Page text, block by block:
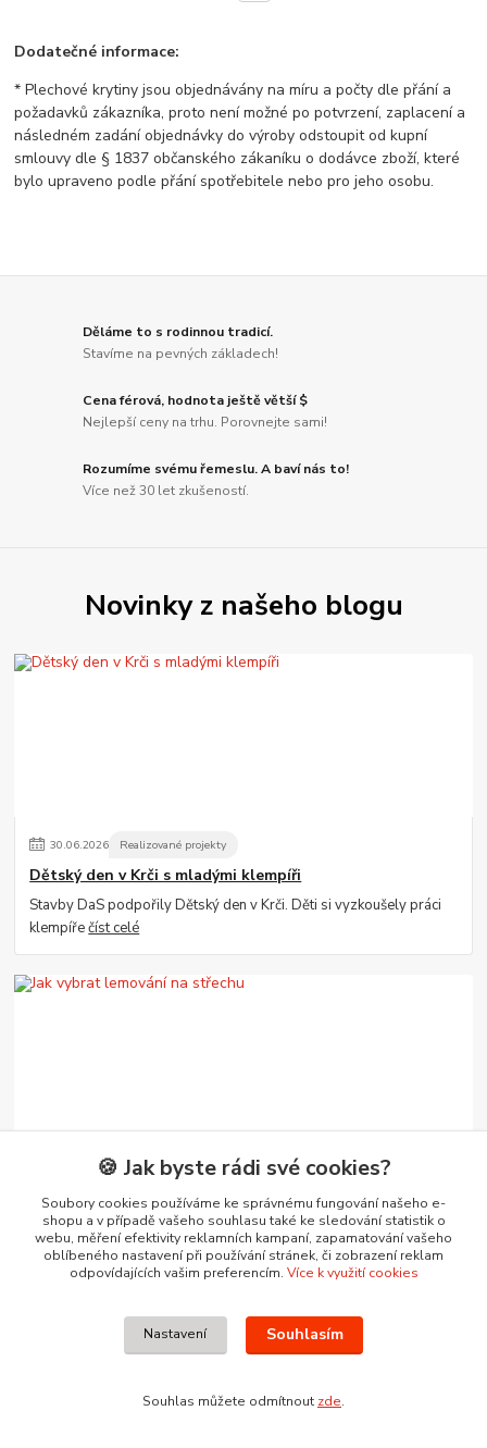
Dodatečné informace:
* Plechové krytiny jsou objednávány na míru a počty dle přání a
požadavků zákazníka, proto není možné po potvrzení, zaplacení a
následném zadání objednávky do výroby odstoupit od kupní
smlouvy dle § 1837 občanského zákaníku o dodávce zboží, které
bylo upraveno podle přání spotřebitele nebo pro jeho osobu.
Děláme to s rodinnou tradicí.
Stavíme na pevných základech!
Cena férová, hodnota ještě větší $
Nejlepší ceny na trhu. Porovnejte sami!
Rozumíme svému řemeslu. A baví nás to!
Více než 30 let zkušeností.
Novinky z našeho blogu
30.06.2026 Realizované projekty
Dětský den v Krči s mladými klempíři
Stavby DaS podpořily Dětský den v Krči. Děti si vyzkoušely práci
klempířečíst celé
2026 Tipy a rady pro stavbu
Jak vybrat lemování na střechu
Jak vybrat správné lemování střechy a fasády? Přehled
klempířských prvků pro každou stavbu Při stavbě nebo
rekonstrukci střechy rozhodují detaily. ... číst celé
🍪 Jak byste rádi své cookies?
Soubory cookies používáme ke správnému fungování našeho e-
shopu a v případě vašeho souhlasu také ke sledování statistik o
webu, měření efektivity reklamních kampaní, zapamatování vašeho
oblíbeného nastavení při používání stránek, či zobrazení reklam
odpovídajících vašim preferencím. Více k využití cookies
Nastavení Souhlasím
Souhlas můžete odmítnout zde.